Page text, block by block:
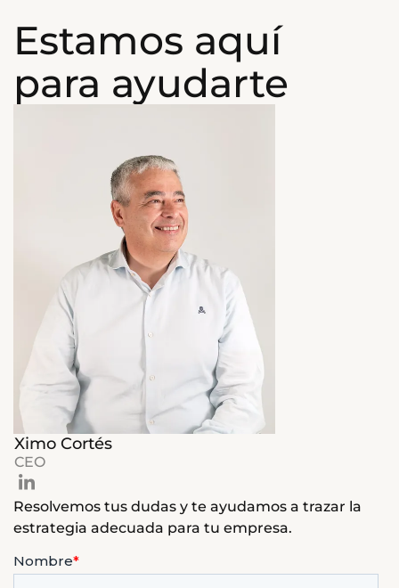
Estamos aquí
para ayudarte
Ximo Cortés
CEO
Resolvemos tus dudas y te ayudamos a trazar la
estrategia adecuada para tu empresa.